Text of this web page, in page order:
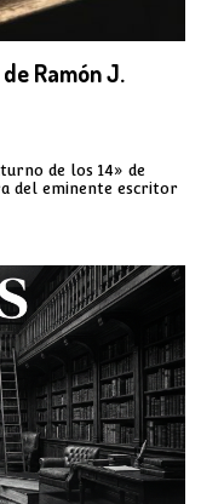
Ramón J.
de los 14» de
del eminente escritor